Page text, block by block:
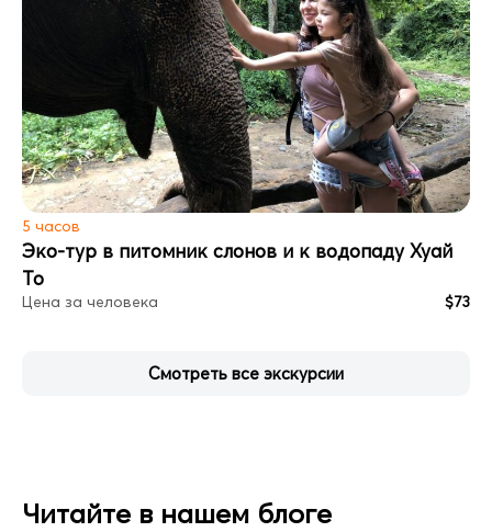
5 часов
Эко-тур в питомник слонов и к водопаду Хуай
То
Цена за человека $73
Смотреть все экскурсии
Читайте в нашем блоге